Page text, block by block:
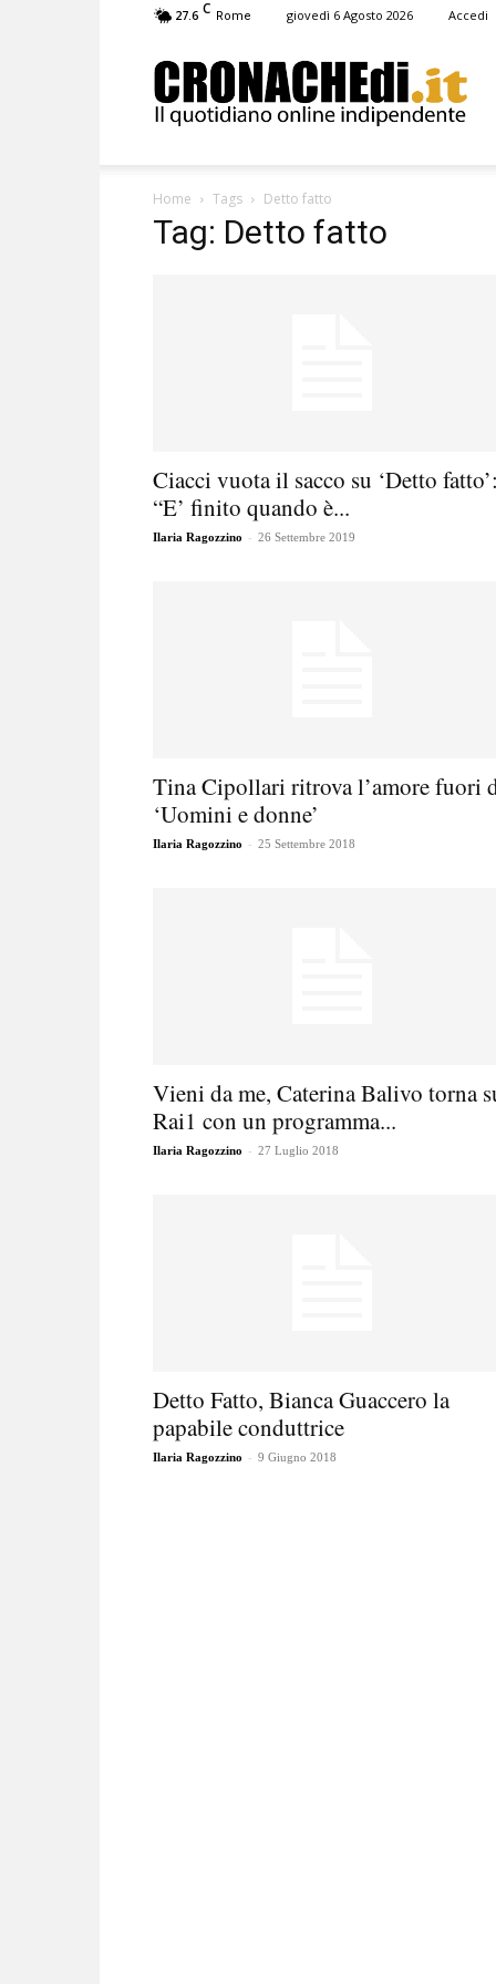
27.6 C Rome giovedì 6 Agosto 2026 Accedi
Home Tags Detto fatto
Tag: Detto fatto
Ciacci vuota il sacco su ‘Detto fatto’:
“E’ finito quando è...
Ilaria Ragozzino - 26 Settembre 2019
Tina Cipollari ritrova l’amore fuori
‘Uomini e donne’
Ilaria Ragozzino - 25 Settembre 2018
Vieni da me, Caterina Balivo torna
Rai1 con un programma...
Ilaria Ragozzino - 27 Luglio 2018
Detto Fatto, Bianca Guaccero la
papabile conduttrice
Ilaria Ragozzino - 9 Giugno 2018